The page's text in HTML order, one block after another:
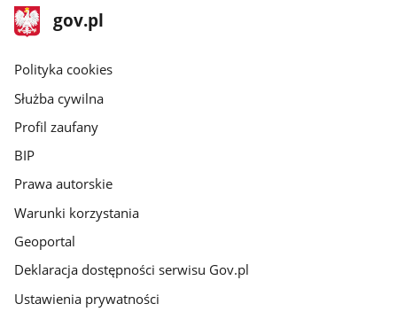
stopka
gov.pl
Strona
gov.pl
gov.pl
Polityka cookies
Służba cywilna
Profil zaufany
BIP
Prawa autorskie
Warunki korzystania
Geoportal
Deklaracja dostępności serwisu Gov.pl
Ustawienia prywatności